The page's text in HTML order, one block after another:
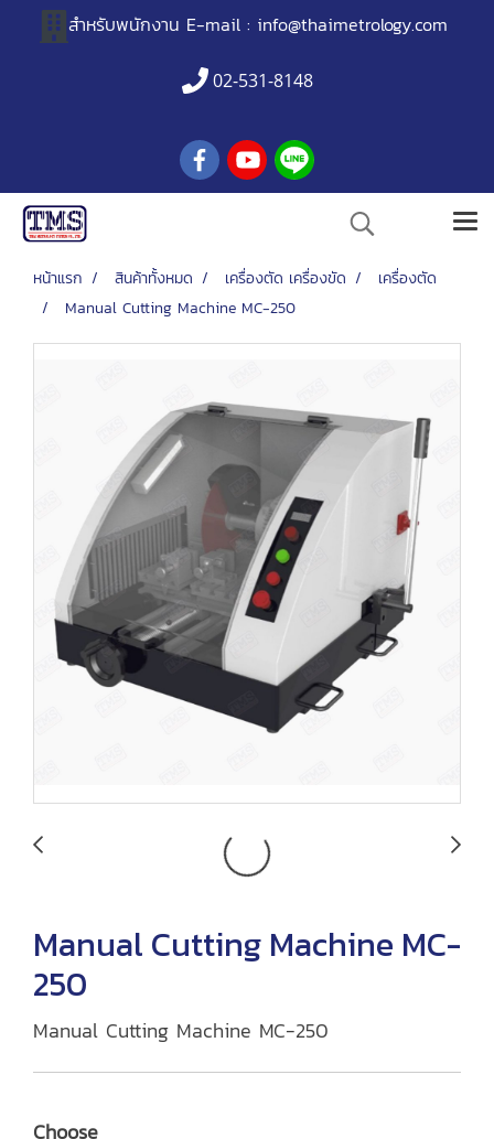
สำหรับพนักงาน E-mail : info@thaimetrology.com
02-531-8148
หน้าแรก สินค้าทั้งหมด เครื่องตัด เครื่องขัด
เครื่องตัด
Manual Cutting Machine MC-250
Manual Cutting Machine MC-
250
Manual Cutting Machine MC-250
Choose